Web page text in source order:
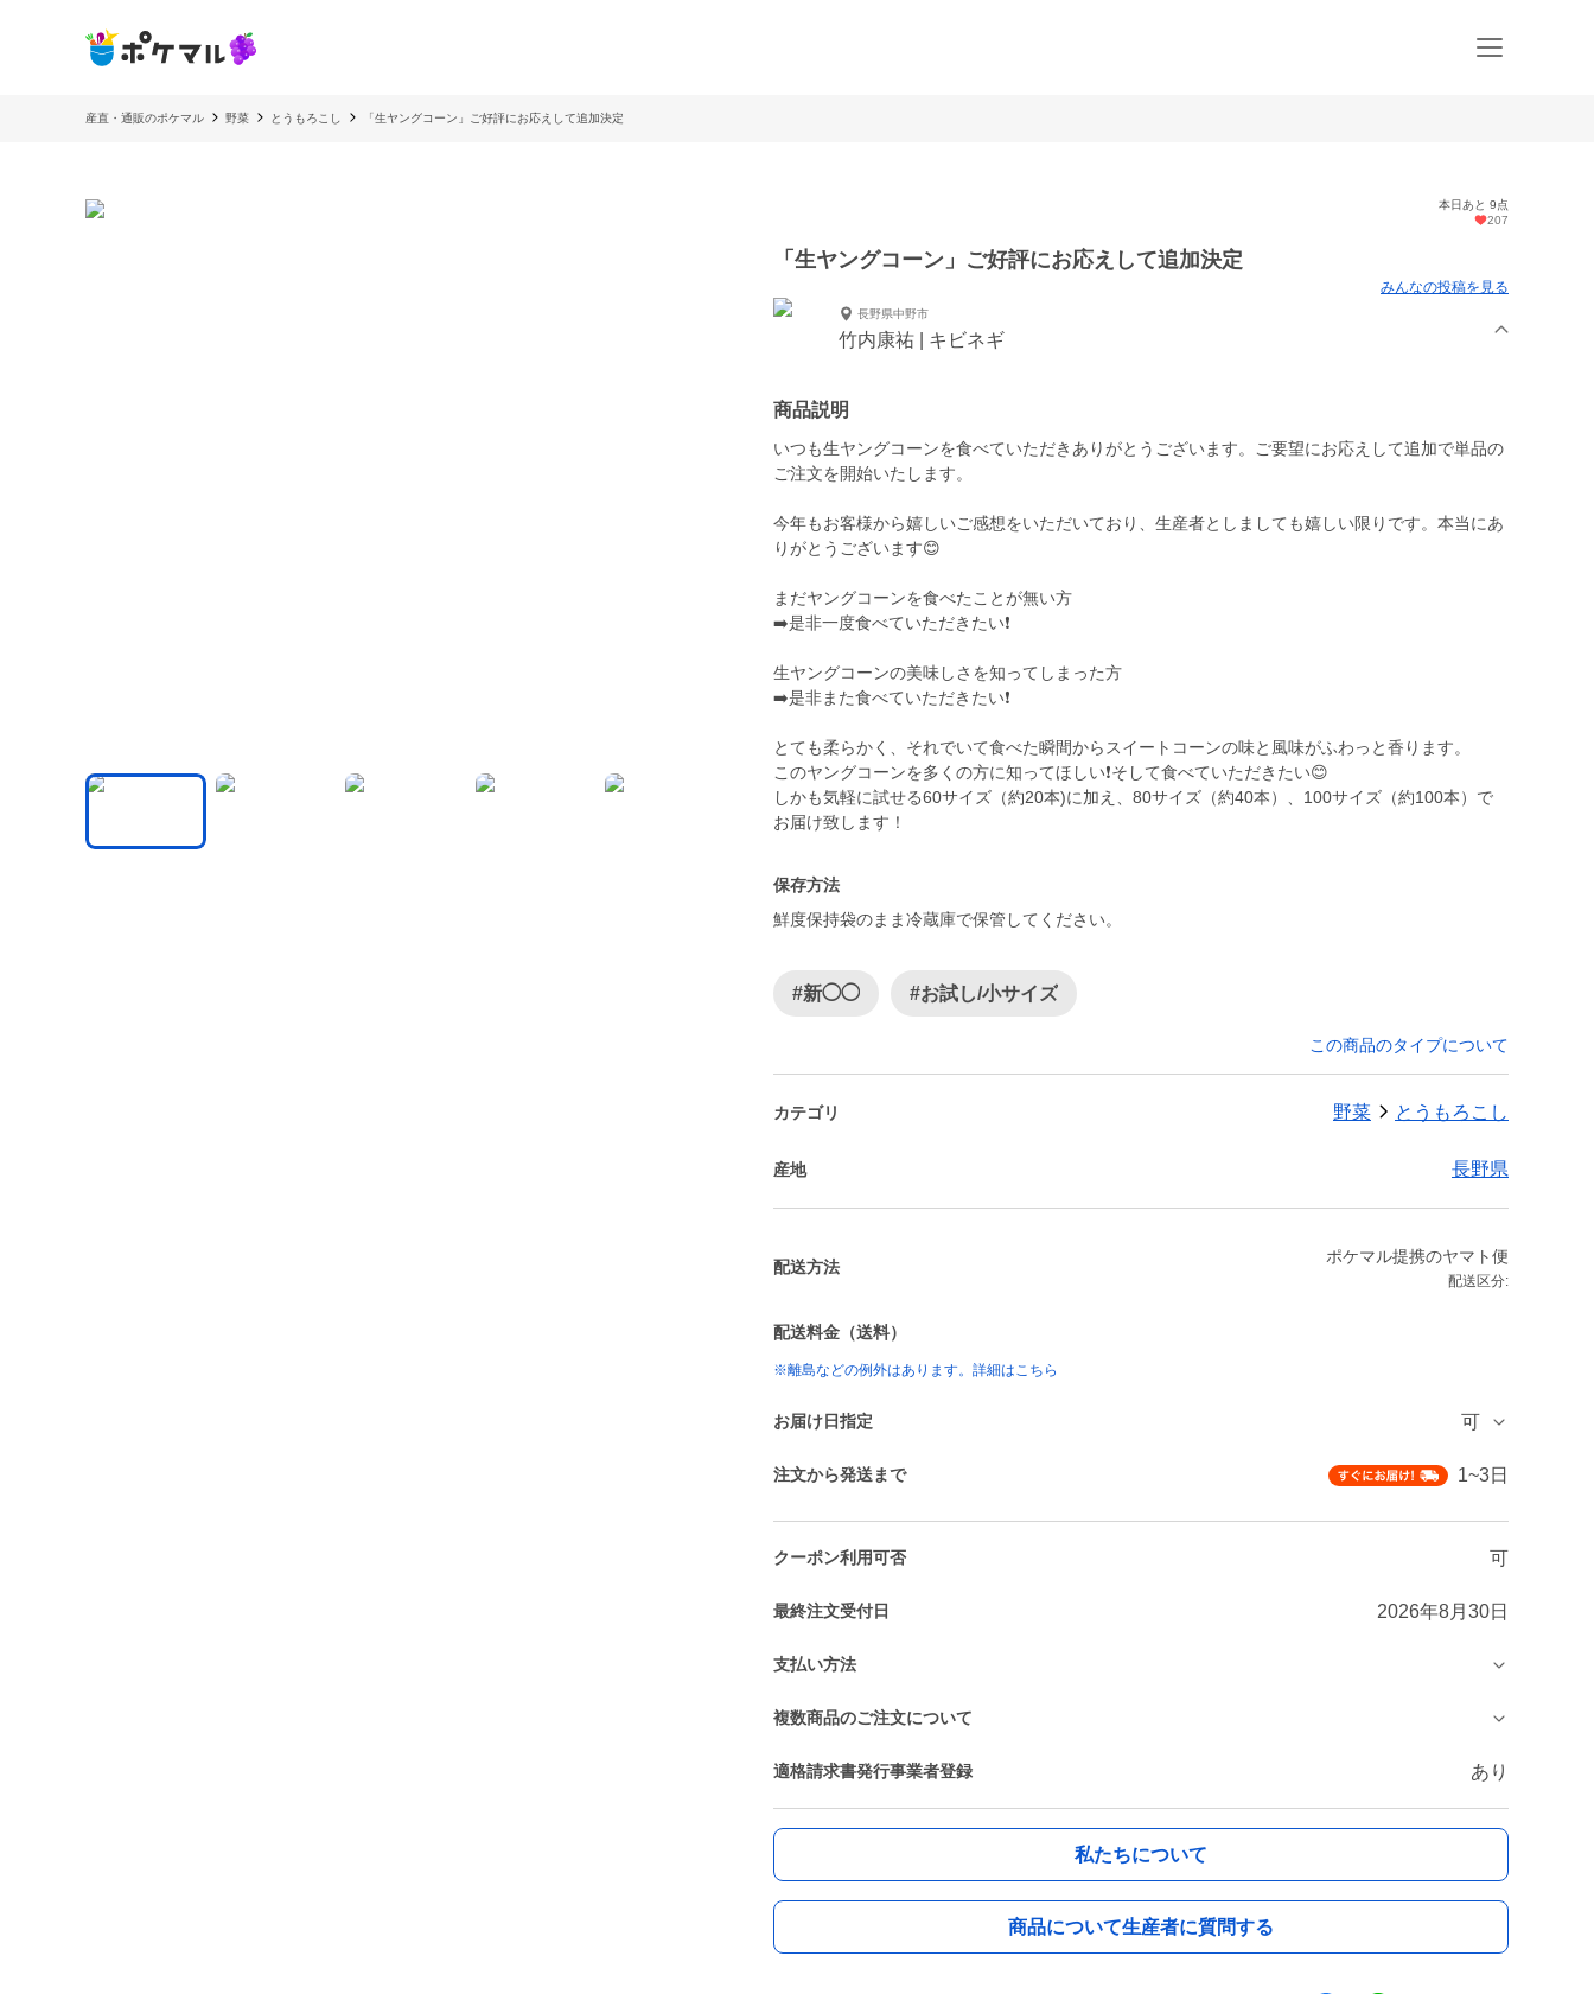
産直・通販のポケマル 野菜 とうもろこし 「生ヤングコーン」ご好評にお応えして追加決定
本日あと 9点
207
「生ヤングコーン」ご好評にお応えして追加決定
みんなの投稿を見る
長野県中野市
竹内康祐 | キビネギ
商品説明
いつも生ヤングコーンを食べていただきありがとうございます。ご要望にお応えして追加で単品の
ご注文を開始いたします。
今年もお客様から嬉しいご感想をいただいており、生産者としましても嬉しい限りです。本当にあ
りがとうございます😊
まだヤングコーンを食べたことが無い方
➡️是非一度食べていただきたい❗️
生ヤングコーンの美味しさを知ってしまった方
➡️是非また食べていただきたい❗️
とても柔らかく、それでいて食べた瞬間からスイートコーンの味と風味がふわっと香ります。
このヤングコーンを多くの方に知ってほしい❗️そして食べていただきたい😊
しかも気軽に試せる60サイズ（約20本)に加え、80サイズ（約40本）、100サイズ（約100本）で
お届け致します！
保存方法
鮮度保持袋のまま冷蔵庫で保管してください。
#新◯◯ #お試し/小サイズ
この商品のタイプについて
カテゴリ 野菜 とうもろこし
産地 長野県
配送方法
ポケマル提携のヤマト便
配送区分:
配送料金（送料）
※離島などの例外はあります。詳細はこちら
お届け日指定 可
注文から発送まで 1~3日
クーポン利用可否 可
最終注文受付日 2026年8月30日
支払い方法
複数商品のご注文について
適格請求書発行事業者登録 あり
私たちについて
商品について生産者に質問する